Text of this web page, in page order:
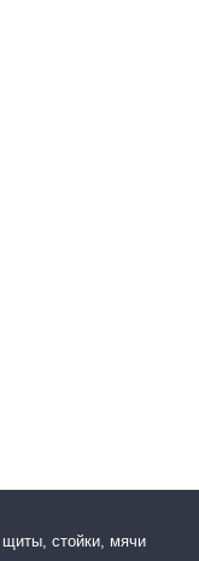
стойки, мячи